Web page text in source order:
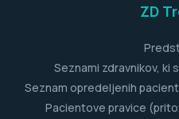
ZD
Seznami zdravnikov, ki
Seznam opredeljenih
Pacientove pravice